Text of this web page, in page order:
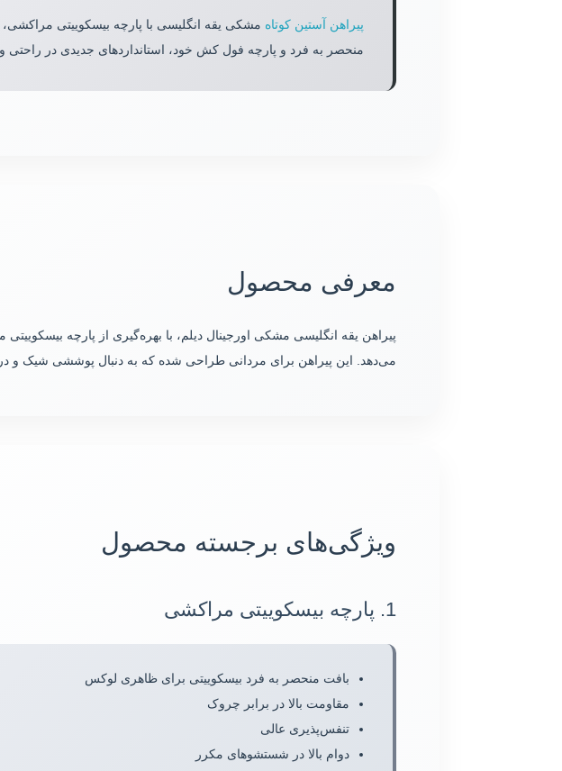
پیراهن آستین کوتاه مشکی یقه انگلیسی با پارچه بیسکوییتی
منحصر به فرد و پارچه فول کش خود، استانداردهای جدیدی در
معرفی محصول
پیراهن یقه انگلیسی مشکی اورجینال دیلم، با بهره‌گیری از پارچه
می‌دهد. این پیراهن برای مردانی طراحی شده که به دنبال پوششی شیک و
ویژگی‌های برجسته محصول
1. پارچه بیسکوییتی مراکشی
بافت منحصر به فرد بیسکوییتی برای ظاهری لوکس
مقاومت بالا در برابر چروک
تنفس‌پذیری عالی
دوام بالا در شستشوهای مکرر